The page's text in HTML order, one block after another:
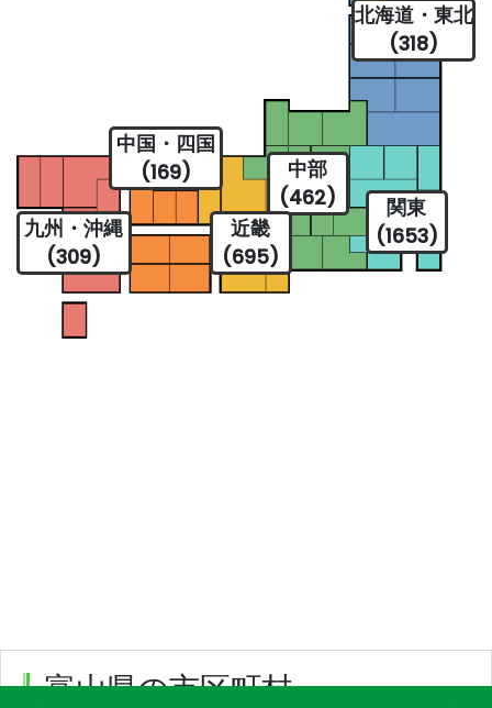
北海道・東北
(318)
関東
(1653)
中部
(462)
近畿
(695)
中国・四国
(169)
九州・沖縄
(309)
富山県の市区町村